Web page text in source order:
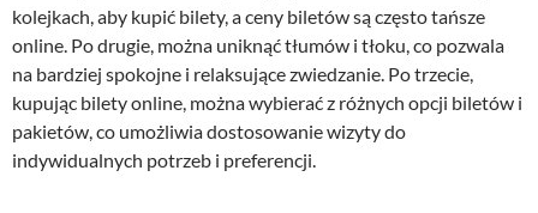
kolejkach, aby kupić bilety, a ceny biletów są często tańsze
online. Po drugie, można uniknąć tłumów i tłoku, co pozwala
na bardziej spokojne i relaksujące zwiedzanie. Po trzecie,
kupując bilety online, można wybierać z różnych opcji biletów i
pakietów, co umożliwia dostosowanie wizyty do
indywidualnych potrzeb i preferencji.